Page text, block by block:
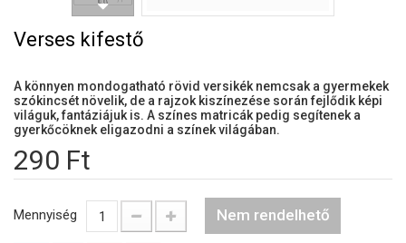
Verses kifestő
A könnyen mondogatható rövid versikék nemcsak a gyermekek
szókincsét növelik, de a rajzok kiszínezése során fejlődik képi
világuk, fantáziájuk is. A színes matricák pedig segítenek a
gyerkőcöknek eligazodni a színek világában.
290 Ft
Mennyiség Nem rendelhető